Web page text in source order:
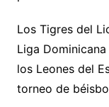
Los Tigres del
Liga
los Leones del
torneo de